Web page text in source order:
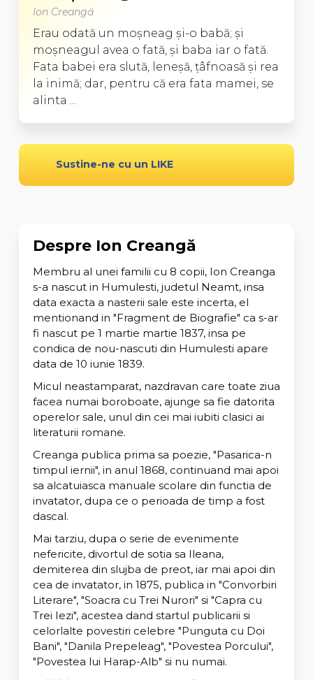
Ion Creangă
Erau odată un moşneag şi-o babă; şi
moşneagul avea o fată, şi baba iar o fată.
Fata babei era slută, leneşă, ţâfnoasă şi rea
la inimă; dar, pentru că era fata mamei, se
alinta ...
Sustine-ne cu un LIKE
Despre Ion Creangă
Membru al unei familii cu 8 copii, Ion Creanga
s-a nascut in Humulesti, judetul Neamt, insa
data exacta a nasterii sale este incerta, el
mentionand in "Fragment de Biografie" ca s-ar
fi nascut pe 1 martie martie 1837, insa pe
condica de nou-nascuti din Humulesti apare
data de 10 iunie 1839.
Micul neastamparat, nazdravan care toate ziua
facea numai boroboate, ajunge sa fie datorita
operelor sale, unul din cei mai iubiti clasici ai
literaturii romane.
Creanga publica prima sa poezie, "Pasarica-n
timpul iernii", in anul 1868, continuand mai apoi
sa alcatuiasca manuale scolare din functia de
invatator, dupa ce o perioada de timp a fost
dascal.
Mai tarziu, dupa o serie de evenimente
nefericite, divortul de sotia sa Ileana,
demiterea din slujba de preot, iar mai apoi din
cea de invatator, in 1875, publica in "Convorbiri
Literare", "Soacra cu Trei Nurori" si "Capra cu
Trei Iezi", acestea dand startul publicarii si
celorlalte povestiri celebre "Punguta cu Doi
Bani", "Danila Prepeleag", "Povestea Porcului",
"Povestea lui Harap-Alb" si nu numai.